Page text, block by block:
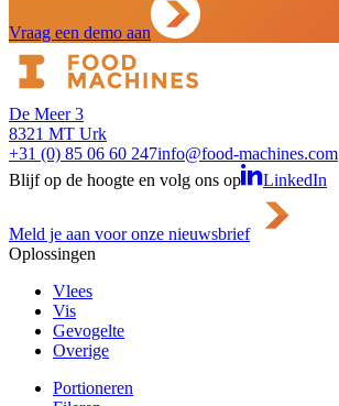
Vraag een demo aan
De Meer 3
8321 MT Urk
+31 (0) 85 06 60 247info@food-machines.com
Blijf op de hoogte en volg ons op
LinkedIn
Meld je aan voor onze nieuwsbrief
Oplossingen
Vlees
Vis
Gevogelte
Overige
Portioneren